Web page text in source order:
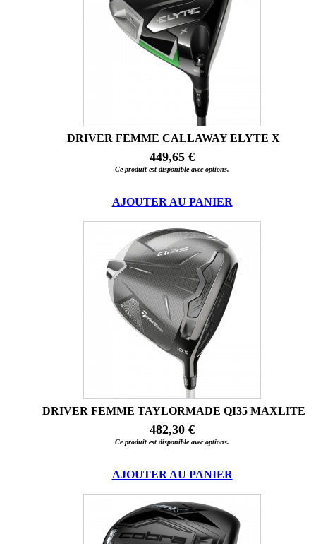
DRIVER FEMME CALLAWAY ELYTE X
449,65 €
Ce produit est disponible avec options.
AJOUTER AU PANIER
DRIVER FEMME TAYLORMADE QI35 MAXLITE
482,30 €
Ce produit est disponible avec options.
AJOUTER AU PANIER